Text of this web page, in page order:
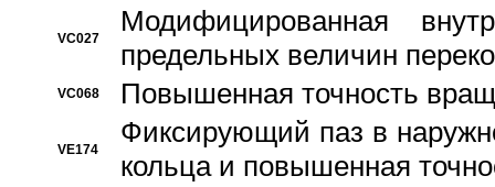
VC027
Модифицированная
предельных величин
VC068 Повышенная точность
VE174
Фиксирующий паз в
кольца и повышенная